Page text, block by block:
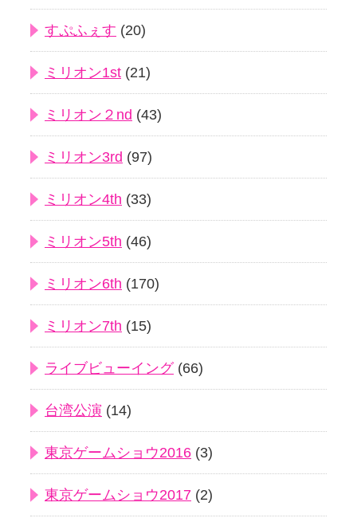
すぷふぇす (20)
ミリオン1st (21)
ミリオン２nd (43)
ミリオン3rd (97)
ミリオン4th (33)
ミリオン5th (46)
ミリオン6th (170)
ミリオン7th (15)
ライブビューイング(66)
台湾公演 (14)
東京ゲームショウ2016 (3)
東京ゲームショウ2017 (2)